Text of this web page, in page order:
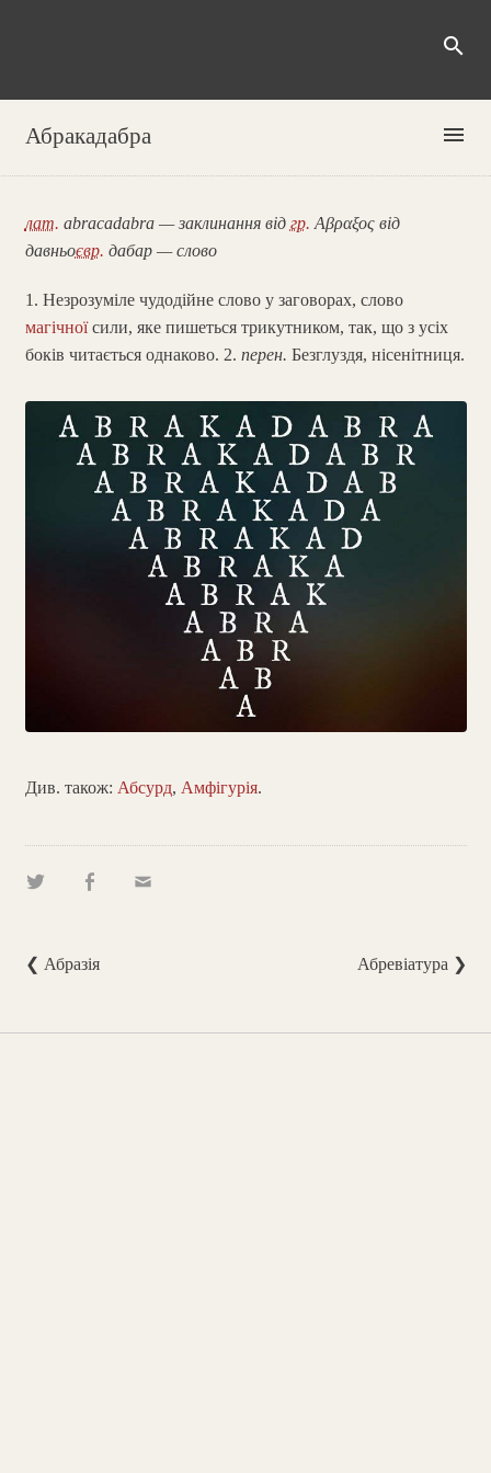
search
Абракадабра menu
лат. abracadabra — заклинання від гр. Αβραξος від
давньоєвр. дабар — слово
1. Незрозуміле чудодійне слово у заговорах, слово
магічноїсили, яке пишеться трикутником, так, що з усіх
боків читається однаково. 2. перен. Безглуздя, нісенітниця.
Див. також: Абсурд, Амфігурія.
❮ Абразія Абревіатура ❯